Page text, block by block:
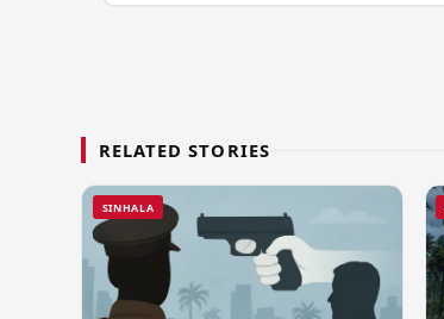
RELATED STORIES
SINHALA